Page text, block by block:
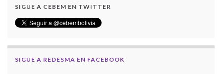
SIGUE A CEBEM EN TWITTER
SIGUE A REDESMA EN FACEBOOK